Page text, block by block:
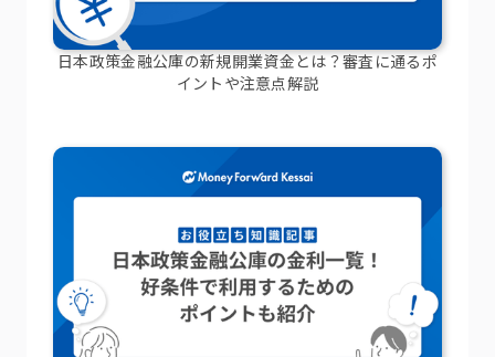
日本政策金融公庫の新規開業資金とは？審査に通るポ
イントや注意点解説